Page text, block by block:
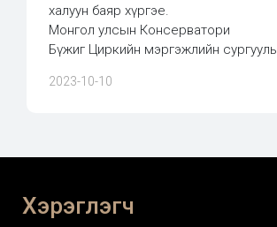
халуун баяр хүргэе.
Монгол улсын Консерватори
Бүжиг Циркийн мэргэжлийн сургууль
2023-10-10
Хэрэглэгч